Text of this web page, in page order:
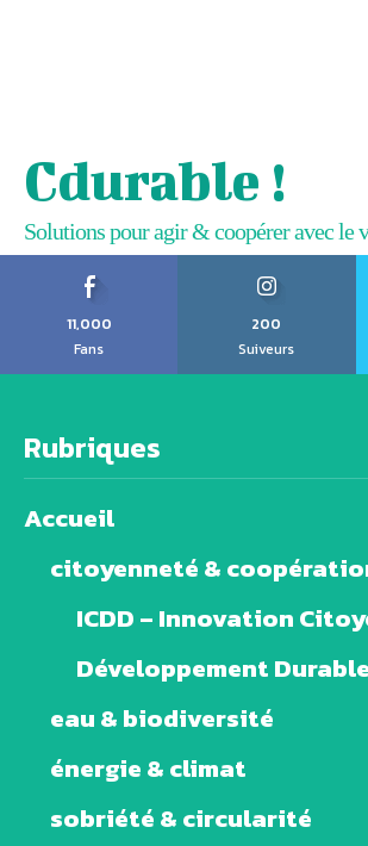
Cdurable !
Solutions pour agir & coopérer avec le
11,000
Fans
200
Suiveurs
Rubriques
Accueil
citoyenneté &
ICDD – Innovation
Développement Durable
eau & biodiversité
énergie & climat
sobriété & circularité